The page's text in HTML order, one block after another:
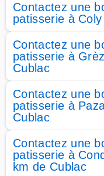
Contactez une
patisserie à
Contactez une
patisserie à
Cublac
Contactez une
patisserie à
Cublac
Contactez une
patisserie à
km de Cublac